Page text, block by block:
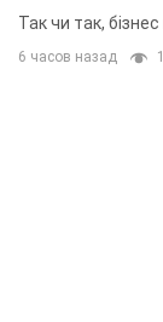
приміщень
Так чи так,
6 часов назад